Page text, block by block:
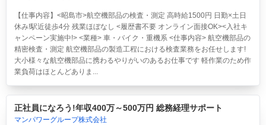
【仕事内容】<昭島市>航空機部品の検査・測定 高時給1500円 日勤×土日
休み!駅近徒歩4分 残業ほぼなし <履歴書不要 オンライン面接OK><入社キ
ャンペーン実施中!> <業種> 車・バイク・重機系 <仕事内容> 航空機部品の
精密検査・測定 航空機部品の製造工程における検査業務をお任せします!
大小様々な航空機部品に携わるやりがいのあるお仕事です 軽作業のため作
業負荷はほとんどありま...
正社員になろう!年収400万～500万円 総務経理サポート
マンパワーグループ株式会社